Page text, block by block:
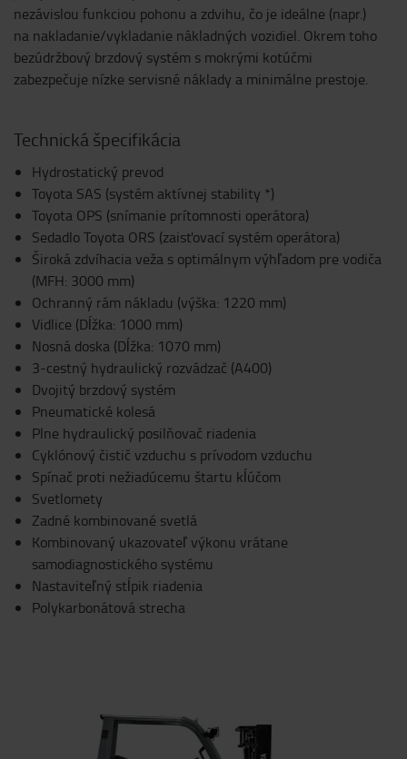
nezávislou funkciou pohonu a zdvihu, čo je ideálne (napr.)
na nakladanie/vykladanie nákladných vozidiel. Okrem toho
bezúdržbový brzdový systém s mokrými kotúčmi
zabezpečuje nízke servisné náklady a minimálne prestoje.
Technická špecifikácia
Hydrostatický prevod
Toyota SAS (systém aktívnej stability *)
Toyota OPS (snímanie prítomnosti operátora)
Sedadlo Toyota ORS (zaisťovací systém operátora)
Široká zdvíhacia veža s optimálnym výhľadom pre vodiča
(MFH: 3000 mm)
Ochranný rám nákladu (výška: 1220 mm)
Vidlice (Dĺžka: 1000 mm)
Nosná doska (Dĺžka: 1070 mm)
3-cestný hydraulický rozvádzač (A400)
Dvojitý brzdový systém
Pneumatické kolesá
Plne hydraulický posilňovač riadenia
Cyklónový čistič vzduchu s prívodom vzduchu
Spínač proti nežiadúcemu štartu kĺúčom
Svetlomety
Zadné kombinované svetlá
Kombinovaný ukazovateľ výkonu vrátane
samodiagnostického systému
Nastaviteľný stĺpik riadenia
Polykarbonátová strecha